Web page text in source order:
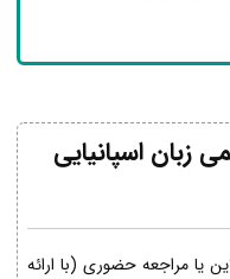
زبان اسپانیایی
یا مراجعه حضوری (با ارائه